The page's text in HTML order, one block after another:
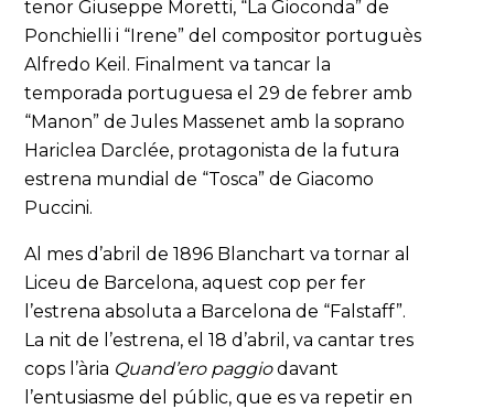
tenor Giuseppe Moretti, “La Gioconda” de
Ponchielli i “Irene” del compositor portuguès
Alfredo Keil. Finalment va tancar la
temporada portuguesa el 29 de febrer amb
“Manon” de Jules Massenet amb la soprano
Hariclea Darclée, protagonista de la futura
estrena mundial de “Tosca” de Giacomo
Puccini.
Al mes d’abril de 1896 Blanchart va tornar al
Liceu de Barcelona, aquest cop per fer
l’estrena absoluta a Barcelona de “Falstaff”.
La nit de l’estrena, el 18 d’abril, va cantar tres
cops l’ària Quand’ero paggiodavant
l’entusiasme del públic, que es va repetir en